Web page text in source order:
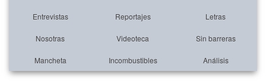
Entrevistas Reportajes Letras
Nosotras Videoteca Sin barreras
Mancheta Incombustibles Análisis